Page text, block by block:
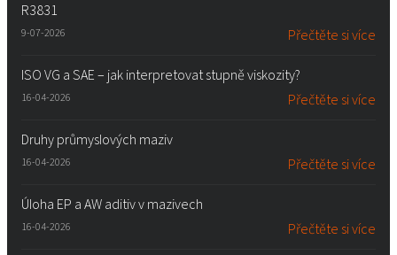
R3831
9-07-2026 Přečtěte si více
ISO VG a SAE – jak interpretovat stupně viskozity?
16-04-2026 Přečtěte si více
Druhy průmyslových maziv
16-04-2026 Přečtěte si více
Úloha EP a AW aditiv v mazivech
16-04-2026 Přečtěte si více